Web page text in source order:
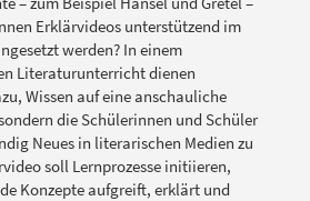
Erklärvideos unterstützend im
werden? In einem
Literaturunterricht dienen
Wissen auf eine anschauliche
die Schülerinnen und Schüler
Neues in literarischen Medien zu
soll Lernprozesse initiieren,
Konzepte aufgreift, erklärt und